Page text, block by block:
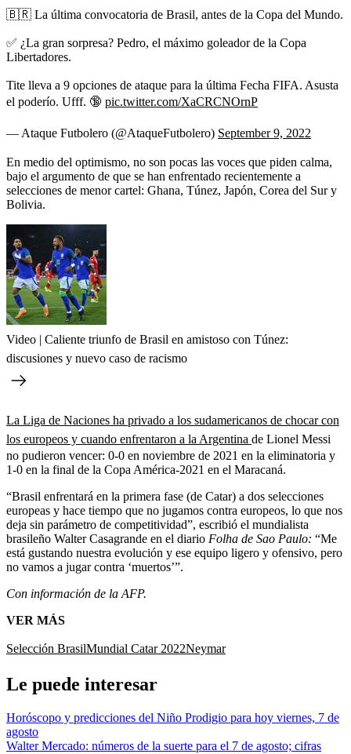
🇧🇷 La última convocatoria de Brasil, antes de la Copa del Mundo.
✅ ¿La gran sorpresa? Pedro, el máximo goleador de la Copa
Libertadores.
Tite lleva a 9 opciones de ataque para la última Fecha FIFA. Asusta
el poderío. Ufff. 🔞 pic.twitter.com/XaCRCNOrnP
— Ataque Futbolero (@AtaqueFutbolero) September 9, 2022
En medio del optimismo, no son pocas las voces que piden calma,
bajo el argumento de que se han enfrentado recientemente a
selecciones de menor cartel: Ghana, Túnez, Japón, Corea del Sur y
Bolivia.
Video | Caliente triunfo de Brasil en amistoso con Túnez:
discusiones y nuevo caso de racismo
La Liga de Naciones ha privado a los sudamericanos de chocar con
los europeos y cuando enfrentaron a la Argentina de Lionel Messi
no pudieron vencer: 0-0 en noviembre de 2021 en la eliminatoria y
1-0 en la final de la Copa América-2021 en el Maracaná.
“Brasil enfrentará en la primera fase (de Catar) a dos selecciones
europeas y hace tiempo que no jugamos contra europeos, lo que nos
deja sin parámetro de competitividad”, escribió el mundialista
brasileño Walter Casagrande en el diario Folha de Sao Paulo: “Me
está gustando nuestra evolución y ese equipo ligero y ofensivo, pero
no vamos a jugar contra ‘muertos’”.
Con información de la AFP.
VER MÁS
Selección BrasilMundial Catar 2022Neymar
Le puede interesar
Horóscopo y predicciones del Niño Prodigio para hoy viernes, 7 de
agosto
Walter Mercado: números de la suerte para el 7 de agosto; cifras